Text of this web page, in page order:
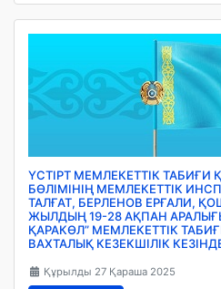
ҮСТІРТ МЕМЛЕКЕТТІК ТАБИҒИ
БӨЛІМІНІҢ МЕМЛЕКЕТТІК
ТАЛҒАТ, БЕРЛЕНОВ ЕРҒАЛИ,
ЖЫЛДЫҢ 19-28 АҚПАН
ҚАРАКӨЛ” МЕМЛЕКЕТТІК
ВАХТАЛЫҚ КЕЗЕКШІЛІК
Құрылды 27 Қараша 2025